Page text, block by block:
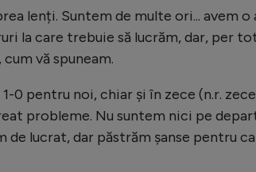
lenți. Suntem de multe ori... avem
la care trebuie să lucrăm, dar, per
vă spuneam.
0 pentru noi, chiar și în zece (n.r.
probleme. Nu suntem nici pe
de lucrat, dar păstrăm șanse pentru